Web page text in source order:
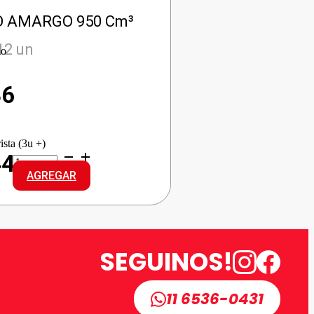
AMARGO 950 Cm³
un
(3u +)
OBRERO
AMARGO
cantidad
AGREGAR
SEGUINOS!
11 6536-0431